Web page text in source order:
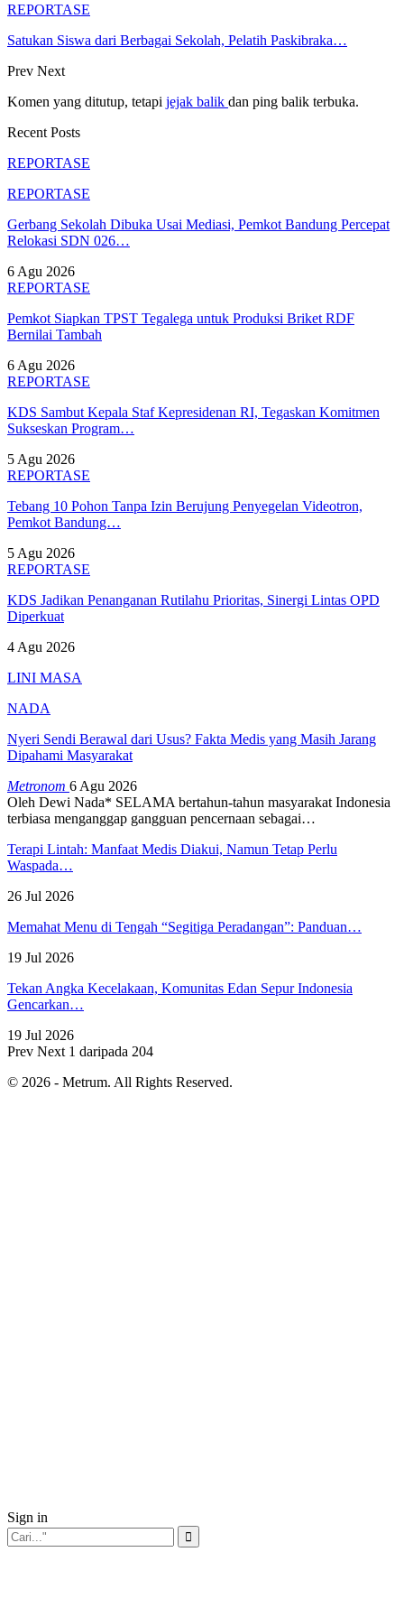
REPORTASE
Satukan Siswa dari Berbagai Sekolah, Pelatih Paskibraka…
Prev Next
Komen yang ditutup, tetapi jejak balik dan ping balik terbuka.
Recent Posts
REPORTASE
REPORTASE
Gerbang Sekolah Dibuka Usai Mediasi, Pemkot Bandung Percepat
Relokasi SDN 026…
6 Agu 2026
REPORTASE
Pemkot Siapkan TPST Tegalega untuk Produksi Briket RDF
Bernilai Tambah
6 Agu 2026
REPORTASE
KDS Sambut Kepala Staf Kepresidenan RI, Tegaskan Komitmen
Sukseskan Program…
5 Agu 2026
REPORTASE
Tebang 10 Pohon Tanpa Izin Berujung Penyegelan Videotron,
Pemkot Bandung…
5 Agu 2026
REPORTASE
KDS Jadikan Penanganan Rutilahu Prioritas, Sinergi Lintas OPD
Diperkuat
4 Agu 2026
LINI MASA
NADA
Nyeri Sendi Berawal dari Usus? Fakta Medis yang Masih Jarang
Dipahami Masyarakat
Metronom 6 Agu 2026
Oleh Dewi Nada* SELAMA bertahun-tahun masyarakat Indonesia
terbiasa menganggap gangguan pencernaan sebagai…
Terapi Lintah: Manfaat Medis Diakui, Namun Tetap Perlu
Waspada…
26 Jul 2026
Memahat Menu di Tengah “Segitiga Peradangan”: Panduan…
19 Jul 2026
Tekan Angka Kecelakaan, Komunitas Edan Sepur Indonesia
Gencarkan…
19 Jul 2026
Prev Next 1 daripada 204
© 2026 - Metrum. All Rights Reserved.
Sign in